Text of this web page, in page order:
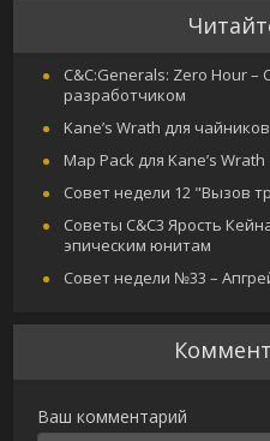
C&C:Generals: Zero Hour –
разработчиком
Kane’s Wrath для чайников
Map Pack для Kane’s Wrath
Совет недели 12 "Вызов
Советы С&С3 Ярость
эпическим юнитам
Совет недели №33 –
Ваш комментарий